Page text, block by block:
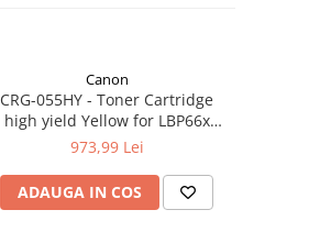
Canon
CRG-055HY - Toner Cartridge
high yield Yellow for LBP66x
series, MF74x series (5.900
973,99 Lei
ADAUGA IN COS